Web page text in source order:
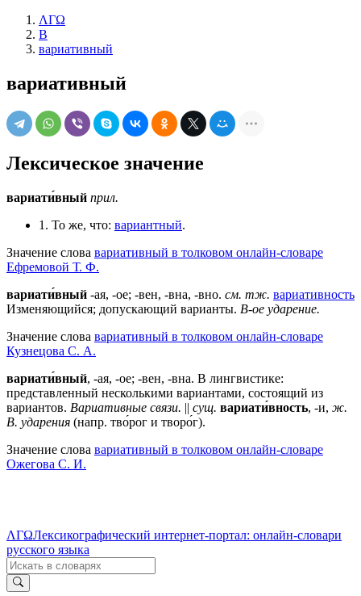
ΛΓΩ
В
вариативный
вариативный
Лексическое значение
вариати́вный прил.
1. То же, что: вариантный.
Значение слова вариативный в толковом онлайн-словаре
Ефремовой Т. Ф.
вариати́вный -ая, -ое; -вен, -вна, -вно. см. тж. вариативность
Изменяющийся; допускающий варианты. В-ое ударение.
Значение слова вариативный в толковом онлайн-словаре
Кузнецова С. А.
вариати́вный, -ая, -ое; -вен, -вна. В лингвистике:
представленный несколькими вариантами, состоящий из
вариантов. Вариативные связи. || сущ. вариати́вность, -и, ж.
В. ударения (напр. тво́рог и творо́г).
Значение слова вариативный в толковом онлайн-словаре
Ожегова C. И.
ΛΓΩЛексикографический интернет-портал: онлайн-словари
русского языка